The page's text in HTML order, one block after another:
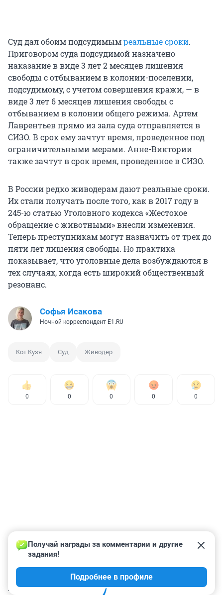
Суд дал обоим подсудимымреальные сроки.
Приговором суда подсудимой назначено
наказание в виде 3 лет 2 месяцев лишения
свободы с отбыванием в колонии-поселении,
подсудимому, с учетом совершения кражи, — в
виде 3 лет 6 месяцев лишения свободы с
отбыванием в колонии общего режима. Артем
Лаврентьев прямо из зала суда отправляется в
СИЗО. В срок ему зачтут время, проведенное под
ограничительными мерами. Анне-Виктории
также зачтут в срок время, проведенное в СИЗО.
В России редко живодерам дают реальные сроки.
Их стали получать после того, как в 2017 году в
245-ю статью Уголовного кодекса «Жестокое
обращение с животными» внесли изменения.
Теперь преступникам могут назначить от трех до
пяти лет лишения свободы. Но практика
показывает, что уголовные дела возбуждаются в
тех случаях, когда есть широкий общественный
резонанс.
Софья Исакова
Ночной корреспондент E1.RU
Кот Кузя Суд Живодер
0 0 0 0 0
КОММЕНТАРИИ 18
Получай награды за комментарии и другие
задания!
Подробнее в профиле